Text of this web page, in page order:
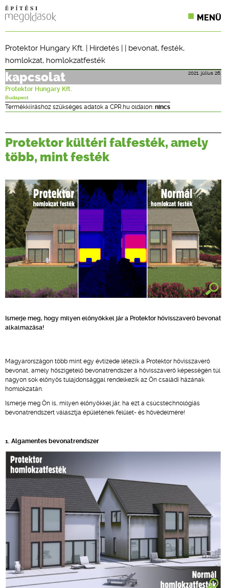
MENÜ
SZAKLAPOK
CPR TERMÉKKIÍRÁS
ÉPÍTÉSI JOG
ONLINE KÉPZÉSEK
TERVEZÉSI SEGÉDLETEK
Protektor Hungary Kft. | Hirdetés | | bevonat, festék,
homlokzat, homlokzatfesték
2021. július 26.
kapcsolat
Protektor Hungary Kft.
Budapest
Termékkiíráshoz szükséges adatok a CPR.hu oldalon: nincs
Protektor kültéri falfesték, amely
több, mint festék
Ismerje meg, hogy milyen előnyökkel jár a Protektor hővisszaverő bevonat
alkalmazása!
Magyarországon több mint egy évtizede létezik a Protektor hővisszaverő
bevonat, amely hőszigetelő bevonatrendszer a hővisszaverő képességén túl
nagyon sok előnyös tulajdonsággal rendelkezik az Ön családi házának
homlokzatán.
Ismerje meg Ön is, milyen előnyökkel jár, ha ezt a csúcstechnológiás
bevonatrendszert választja épületének felület- és hővédelmére!
1. Algamentes bevonatrendszer